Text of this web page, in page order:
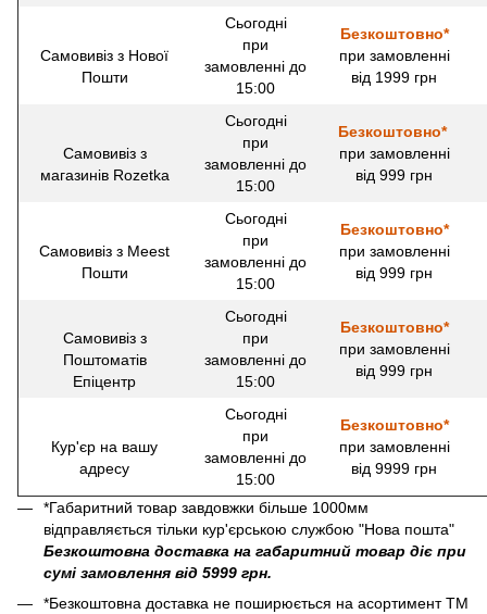
Самовивіз з Нової
Пошти
Сьогодні
при
замовленні до
15:00
Безкоштовно*
при замовленні
від 1999 грн
Самовивіз з
магазинів Rozetka
Сьогодні
при
замовленні до
15:00
Безкоштовно*
при замовленні
від 999 грн
Самовивіз з Meest
Пошти
Сьогодні
при
замовленні до
15:00
Безкоштовно*
при замовленні
від 999 грн
Самовивіз з
Поштоматів
Епіцентр
Сьогодні
при
замовленні до
15:00
Безкоштовно*
при замовленні
від 999 грн
Кур'єр на вашу
адресу
Сьогодні
при
замовленні до
15:00
Безкоштовно*
при замовленні
від 9999 грн
*Габаритний товар завдовжки більше 1000мм
відправляється тільки кур'єрською службою "Нова пошта"
Безкоштовна доставка на габаритний товар діє при
сумі замовлення від 5999 грн.
*Безкоштовна доставка не поширюється на асортимент ТМ